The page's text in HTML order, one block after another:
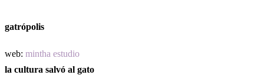
gatrópolis
web: mintha estudio
la cultura salvó al gato